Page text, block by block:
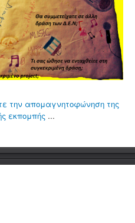
την απομαγνητοφώνηση της
εκπομπής...